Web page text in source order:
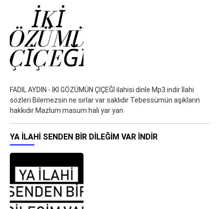
FADIL AYDIN - İKİ GÖZÜMÜN ÇİÇEĞİ ilahisi dinle Mp3 indir İlahi
sözleri Bilemezsin ne sırlar var saklıdır Tebessümün aşıkların
hakkıdır Mazlum masum hali yar yan
YA ILAHI SENDEN BIR DILEĞIM VAR İNDIR